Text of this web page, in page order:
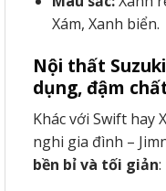
Xám, Xanh biển.
Nội thất
dụng, đậm
Khác với Swift hay
nghi gia đình –
bền bỉ và tối giản: